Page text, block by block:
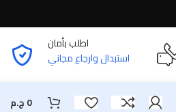
اطلب بأمان
استبدال وارجاع مجاني
0 ج.م